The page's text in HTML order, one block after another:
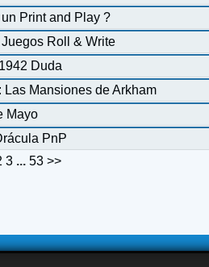
Print and Play ?
Roll & Write
Duda
Las Mansiones de Arkham
Mayo
PnP
3 ...53 >>